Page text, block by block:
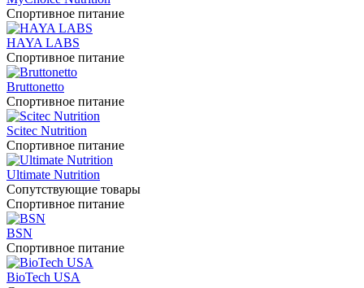
Спортивное питание
HAYA LABS
Спортивное питание
Bruttonetto
Спортивное питание
Scitec Nutrition
Спортивное питание
Ultimate Nutrition
Сопутствующие товары
Спортивное питание
BSN
Спортивное питание
BioTech USA